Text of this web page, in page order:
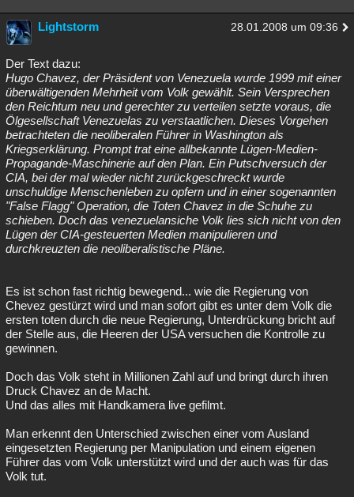
Lightstorm 28.01.2008 um 09:36
Der Text dazu:
Hugo Chavez, der Präsident von Venezuela wurde 1999 mit einer
überwältigenden Mehrheit vom Volk gewählt. Sein Versprechen
den Reichtum neu und gerechter zu verteilen setzte voraus, die
Ölgesellschaft Venezuelas zu verstaatlichen. Dieses Vorgehen
betrachteten die neoliberalen Führer in Washington als
Kriegserklärung. Prompt trat eine allbekannte Lügen-Medien-
Propagande-Maschinerie auf den Plan. Ein Putschversuch der
CIA, bei der mal wieder nicht zurückgeschreckt wurde
unschuldige Menschenleben zu opfern und in einer sogenannten
"False Flagg" Operation, die Toten Chavez in die Schuhe zu
schieben. Doch das venezuelansiche Volk lies sich nicht von den
Lügen der CIA-gesteuerten Medien manipulieren und
durchkreuzten die neoliberalistische Pläne.
Es ist schon fast richtig bewegend... wie die Regierung von
Chevez gestürzt wird und man sofort gibt es unter dem Volk die
ersten toten durch die neue Regierung, Unterdrückung bricht auf
der Stelle aus, die Heeren der USA versuchen die Kontrolle zu
gewinnen.
Doch das Volk steht in Millionen Zahl auf und bringt durch ihren
Druck Chavez an de Macht.
Und das alles mit Handkamera live gefilmt.
Man erkennt den Unterschied zwischen einer vom Ausland
eingesetzten Regierung per Manipulation und einem eigenen
Führer das vom Volk unterstützt wird und der auch was für das
Volk tut.